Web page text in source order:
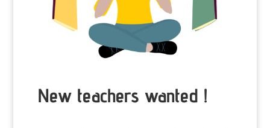
New teachers wanted !